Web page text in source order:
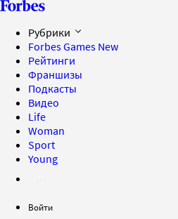
Рубрики
Forbes Games New
Рейтинги
Франшизы
Подкасты
Видео
Life
Woman
Sport
Young
Войти